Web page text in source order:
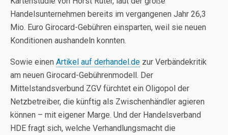
Handelsunternehmen bereits im vergangenen Jahr 26,3
Mio. Euro Girocard-Gebühren einsparten, weil sie neuen
Konditionen aushandeln konnten.
Sowie einen Artikel auf derhandel.de zur Verbändekritik
am neuen Girocard-Gebührenmodell. Der
Mittelstandsverbund ZGV fürchtet ein Oligopol der
Netzbetreiber, die künftig als Zwischenhändler agieren
können – mit eigener Marge. Und der Handelsverband
HDE fragt sich, welche Verhandlungsmacht die